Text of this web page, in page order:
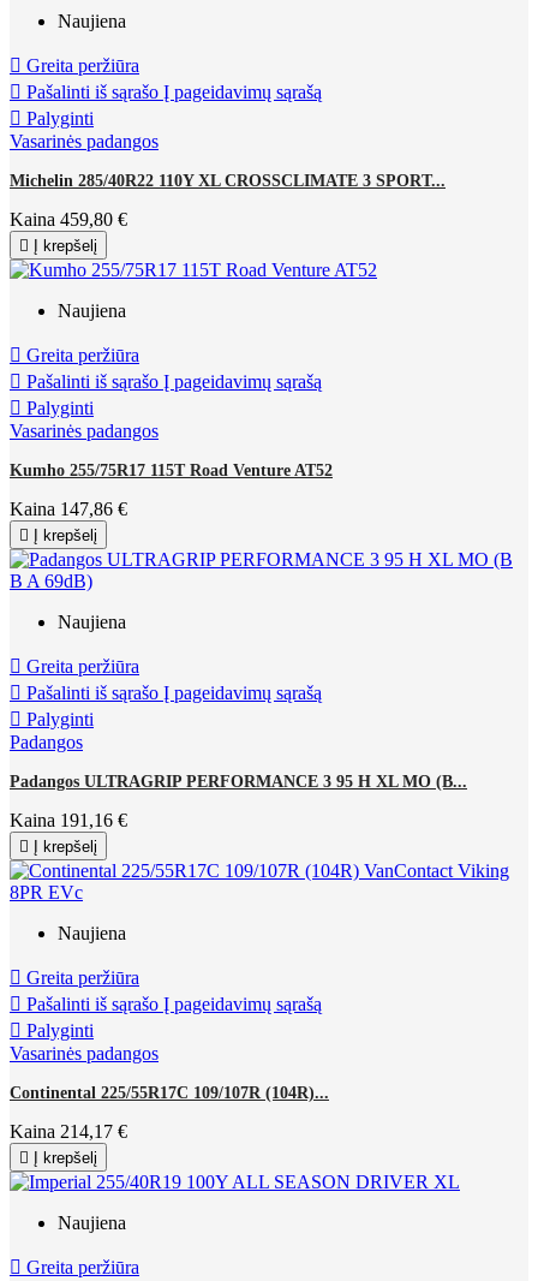
Naujiena
 Greita peržiūra
 Pašalinti iš sąrašo Į pageidavimų sąrašą
 Palyginti
Vasarinės padangos
Michelin 285/40R22 110Y XL CROSSCLIMATE 3 SPORT...
Kaina 459,80 €
 Į krepšelį
Naujiena
 Greita peržiūra
 Pašalinti iš sąrašo Į pageidavimų sąrašą
 Palyginti
Vasarinės padangos
Kumho 255/75R17 115T Road Venture AT52
Kaina 147,86 €
 Į krepšelį
Naujiena
 Greita peržiūra
 Pašalinti iš sąrašo Į pageidavimų sąrašą
 Palyginti
Padangos
Padangos ULTRAGRIP PERFORMANCE 3 95 H XL MO (B...
Kaina 191,16 €
 Į krepšelį
Naujiena
 Greita peržiūra
 Pašalinti iš sąrašo Į pageidavimų sąrašą
 Palyginti
Vasarinės padangos
Continental 225/55R17C 109/107R (104R)...
Kaina 214,17 €
 Į krepšelį
Naujiena
 Greita peržiūra